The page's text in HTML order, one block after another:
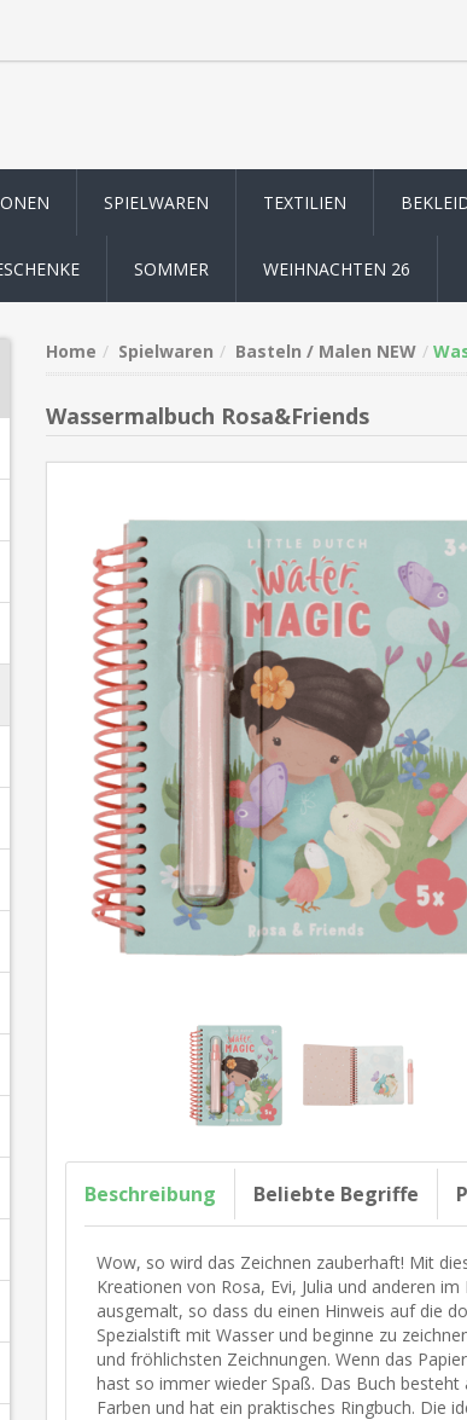
SPIELWAREN TEXTILIEN
SOMMER WEIHNACHTEN 26
Home Spielwaren Basteln / Malen NEW
Wassermalbuch Rosa&Friends
Beschreibung Beliebte Begriffe
Wow, so wird das Zeichnen zauberhaft! Mit
Kreationen von Rosa, Evi, Julia und anderen
ausgemalt, so dass du einen Hinweis auf die
Spezialstift mit Wasser und beginne zu
und fröhlichsten Zeichnungen. Wenn das
hast so immer wieder Spaß. Das Buch
Farben und hat ein praktisches Ringbuch. Die